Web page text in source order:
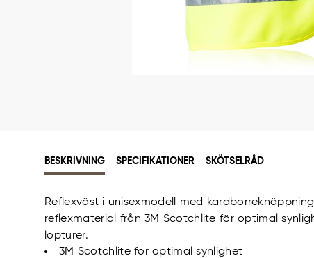
BESKRIVNING SPECIFIKATIONER SKÖTSELRÅD
Reflexväst i unisexmodell med
reflexmaterial från 3M Scotchlite för optimal
löpturer.
3M Scotchlite för optimal synlighet